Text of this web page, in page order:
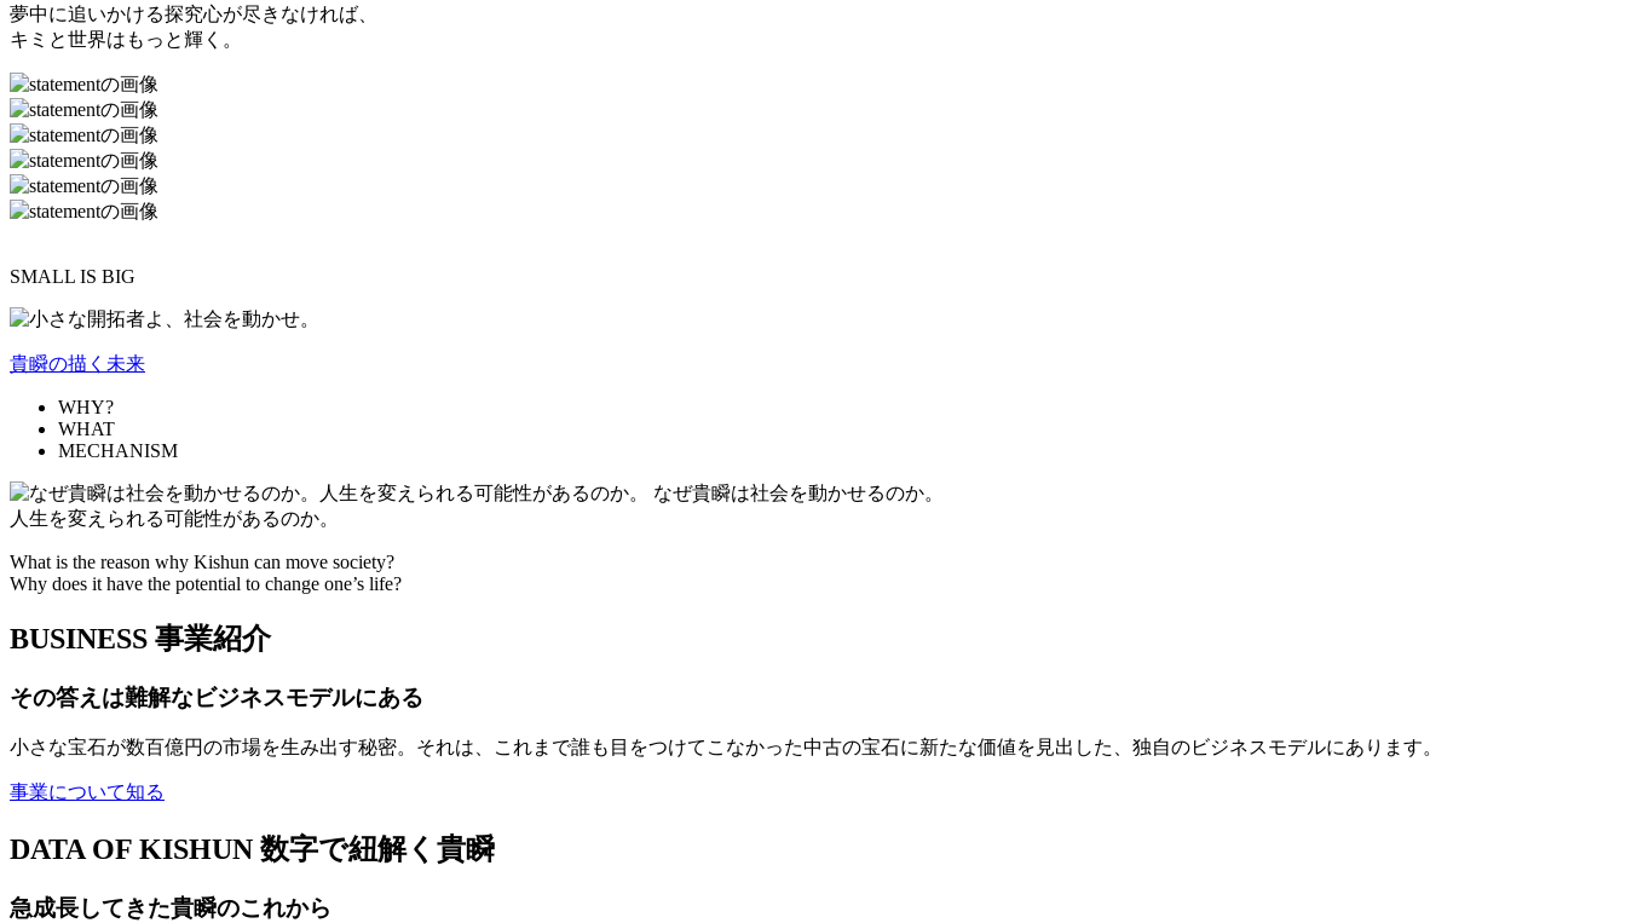
夢中に追いかける探究心が尽きなければ、
キミと世界はもっと輝く。
SMALL IS BIG
貴瞬の描く未来
WHY?
WHAT
MECHANISM
なぜ貴瞬は社会を動かせるのか。
人生を変えられる可能性があるのか。
What is the reason why Kishun can move society?
Why does it have the potential to change one’s life?
BUSINESS 事業紹介
その答えは難解なビジネスモデルにある
小さな宝石が数百億円の市場を生み出す秘密。それは、これまで誰も目をつけてこなかった中古の宝石に新たな価値を見出した、独自のビジネスモデルにあります。
事業について知る
DATA OF KISHUN 数字で紐解く貴瞬
急成長してきた貴瞬のこれから